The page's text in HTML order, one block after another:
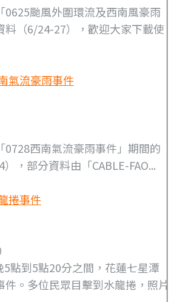
0625颱風外圍環流及西南風豪雨
料（6/24-27），歡迎大家下載使
氣流豪雨事件
0728西南氣流豪雨事件」期間的
，部分資料由「CABLE-FAO...
捲事件
點到5點20分之間，花蓮七星潭
。多位民眾目擊到水龍捲，照片